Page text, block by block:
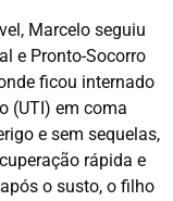
Marcelo seguiu
e Pronto-Socorro
ficou internado
(UTI) em coma
e sem sequelas,
rápida e
o susto, o filho